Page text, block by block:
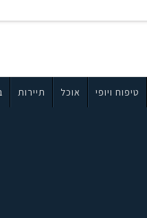
טיפוח ויופי אוכל תיירות